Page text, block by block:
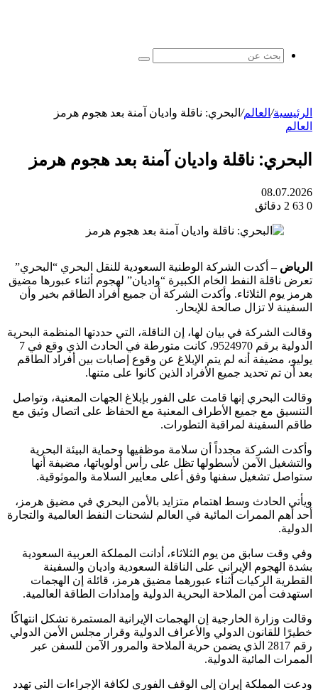
بحث
الرئيسية/ العالم/ البحري: ناقلة واديان آمنة بعد هجوم هرمز
العالم
البحري: ناقلة واديان آمنة بعد هجوم هرمز
08.07.2026
0
2 دقائق
الرياض –أكدت الشركة الوطنية السعودية للنقل البحري “البحري”
تعرض ناقلة النفط الخام الكبيرة “واديان” لهجوم أثناء عبورها مضيق
هرمز يوم الثلاثاء. وأكدت الشركة أن جميع أفراد الطاقم بخير وأن
السفينة لا تزال صالحة للإبحار.
وقالت الشركة في بيان لها، إن الناقلة، التي حددتها المنظمة البحرية
الدولية برقم 9524970، كانت متورطة في الحادث الذي وقع في 7
يوليو، مضيفة أنه لم يتم الإبلاغ عن وقوع إصابات بين أفراد الطاقم
بعد أن تم تحديد جميع الأفراد الذين كانوا على متنها.
وقالت البحري إنها قامت على الفور بإبلاغ الجهات المعنية، وتواصل
التنسيق مع جميع الأطراف المعنية مع الحفاظ على اتصال وثيق مع
طاقم السفينة لمراقبة التطورات.
وأكدت الشركة مجدداً أن سلامة موظفيها وحماية البيئة البحرية
والتشغيل الآمن لأسطولها تظل على رأس أولوياتها، مضيفة أنها
ستواصل تشغيل سفنها وفق أعلى معايير السلامة والموثوقية.
ويأتي الحادث وسط اهتمام متزايد بالأمن البحري في مضيق هرمز،
أحد أهم الممرات المائية في العالم لشحنات النفط العالمية والتجارة
الدولية.
وفي وقت سابق من يوم الثلاثاء، أدانت المملكة العربية السعودية
بشدة الهجوم الإيراني على الناقلة السعودية واديان والسفينة
القطرية الركيات أثناء عبورهما مضيق هرمز، قائلة إن الهجمات
استهدفت أمن الملاحة البحرية الدولية وإمدادات الطاقة العالمية.
وقالت وزارة الخارجية إن الهجمات الإيرانية المستمرة تشكل انتهاكًا
خطيرًا للقانون الدولي والأعراف الدولية وقرار مجلس الأمن الدولي
رقم 2817 الذي يضمن حرية الملاحة والمرور الآمن للسفن عبر
الممرات المائية الدولية.
ودعت المملكة إيران إلى الوقف الفوري لكافة الإجراءات التي تهدد